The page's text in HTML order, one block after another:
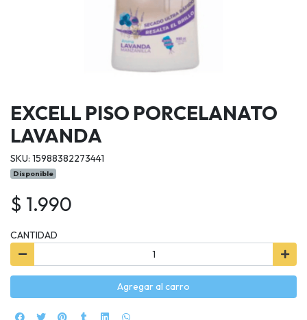
EXCELL PISO PORCELANATO
LAVANDA
SKU: 15988382273441
Disponible
$ 1.990
CANTIDAD
Agregar al carro